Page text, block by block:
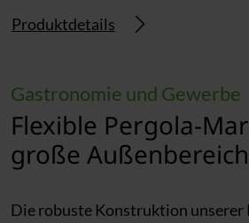
Produktdetails
Gastronomie und Gewerbe
Flexible Pergola-
große
Die robuste Konstruktion unserer